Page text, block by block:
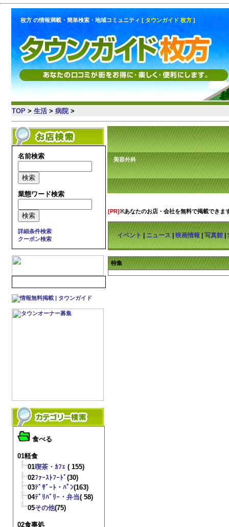
枚方 の情報満載・簡単検索・地域コミュニティ [ タウンガイド 枚方 ]
TOP > 生活 > 病院 >
名前検索
業態ワード検索
詳細条件検索
クーポン検索
食べる
01軽食
01喫茶・ｶﾌｪ ( 155)
02ﾌｧｰｽﾄﾌｰﾄﾞ(30)
03ﾃﾞｻﾞｰﾄ・ﾊﾟﾝ(163)
04ﾃﾞﾘﾊﾞﾘｰ・弁当( 58)
05その他(75)
02食事処
美容外科
[PR]※あなたのお店・会社を無料で掲載できま
イベント|ニュース|映画情報|写真館|
特集